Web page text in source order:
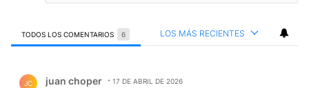
TODOS LOS COMENTARIOS 6 LOS MÁS RECIENTES
JC juan choper 17 DE ABRIL DE 2026